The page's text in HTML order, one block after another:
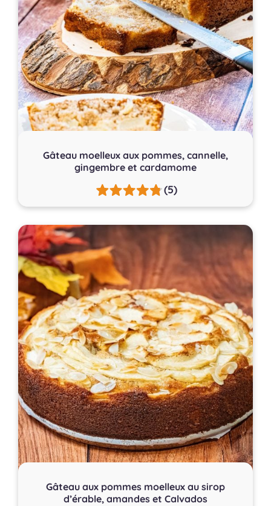
Gâteau moelleux aux pommes, cannelle,
gingembre et cardamome
(5)
Gâteau aux pommes moelleux au sirop
d’érable, amandes et Calvados